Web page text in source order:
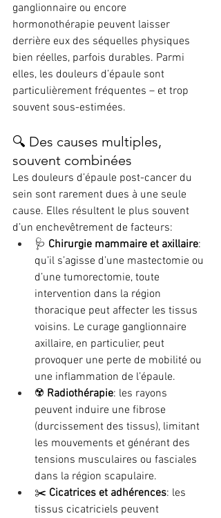
ganglionnaire ou encore
hormonothérapie peuvent laisser
derrière eux des séquelles physiques
bien réelles, parfois durables. Parmi
elles, les douleurs d’épaule sont
particulièrement fréquentes – et trop
souvent sous-estimées.
🔍 Des causes multiples,
souvent combinées
Les douleurs d’épaule post-cancer du
sein sont rarement dues à une seule
cause. Elles résultent le plus souvent
d’un enchevêtrement de facteurs:
🩺 Chirurgie mammaire et axillaire:
qu’il s’agisse d’une mastectomie ou
d’une tumorectomie, toute
intervention dans la région
thoracique peut affecter les tissus
voisins. Le curage ganglionnaire
axillaire, en particulier, peut
provoquer une perte de mobilité ou
une inflammation de l’épaule.
☢️ Radiothérapie: les rayons
peuvent induire une fibrose
(durcissement des tissus), limitant
les mouvements et générant des
tensions musculaires ou fasciales
dans la région scapulaire.
✂️ Cicatrices et adhérences: les
tissus cicatriciels peuvent